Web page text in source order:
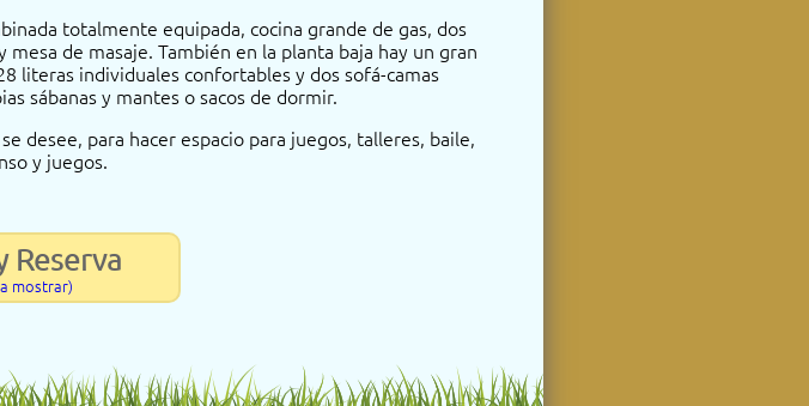
totalmente equipada, cocina grande de gas, dos
de masaje. También en la planta baja hay un gran
literas individuales confortables y dos sofá-camas
sábanas y mantes o sacos de dormir.
desee, para hacer espacio para juegos, talleres, baile,
y juegos.
Reserva
mostrar)